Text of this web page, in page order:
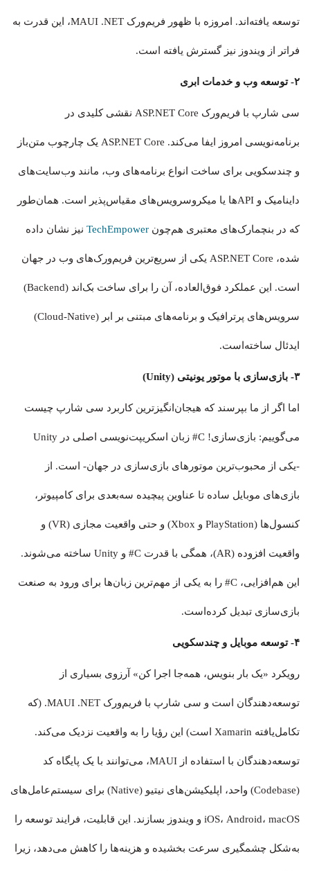
توسعه یافته‌اند. امروزه با ظهور فریم‌ورک MAUI .NET، این قدرت به
فراتر از ویندوز نیز گسترش یافته است.
۲- توسعه وب و خدمات ابری
سی شارپ با فریم‌ورک ASP.NET Core نقشی کلیدی در
برنامه‌نویسی امروز ایفا می‌کند. ASP.NET Core یک چارچوب متن‌باز
و چندسکویی برای ساخت انواع برنامه‌های وب، مانند وب‌سایت‌های
داینامیک و APIها یا میکروسرویس‌های مقیاس‌پذیر است. همان‌طور
که در بنچمارک‌های معتبری هم‌چون TechEmpower نیز نشان داده
شده، ASP.NET Core یکی از سریع‌ترین فریم‌ورک‌های وب در جهان
است. این عملکرد فوق‌العاده، آن را برای ساخت بک‌اند (Backend)
سرویس‌های پرترافیک و برنامه‌های مبتنی بر ابر (Cloud-Native)
ایدئال ساخته‌‌است.
۳- بازی‌سازی با موتور یونیتی (Unity)
اما اگر از ما بپرسند که هیجان‌انگیزترین کاربرد سی شارپ چیست
می‌گوییم: بازی‌سازی! C# زبان اسکریپت‌نویسی اصلی در Unity
-یکی از محبوب‌ترین موتورهای بازی‌سازی در جهان- است. از
بازی‌های موبایل ساده تا عناوین پیچیده سه‌بعدی برای کامپیوتر،
کنسول‌ها (PlayStation و Xbox) و حتی واقعیت مجازی (VR) و
واقعیت افزوده (AR)، همگی با قدرت C# و Unity ساخته می‌شوند.
این هم‌افزایی، C# را به یکی از مهم‌ترین زبان‌ها برای ورود به صنعت
بازی‌سازی تبدیل کرده‌است.
۴- توسعه موبایل و چندسکویی
رویکرد «یک بار بنویس، همه‌جا اجرا کن» آرزوی بسیاری از
توسعه‌دهندگان است و سی شارپ با فریم‌ورک MAUI .NET. (که
تکامل‌یافته Xamarin است) این رؤیا را به واقعیت نزدیک می‌کند.
توسعه‌دهندگان با استفاده از MAUI، می‌توانند با یک پایگاه کد
(Codebase) واحد، اپلیکیشن‌های نیتیو (Native) برای سیستم‌عامل‌های
iOS، Android، macOS و ویندوز بسازند. این قابلیت، فرایند توسعه را
به‌شکل چشمگیری سرعت بخشیده و هزینه‌ها را کاهش می‌دهد، زیرا